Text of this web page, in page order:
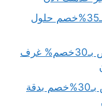
شركة مكافحة حشرات بالمزاحمية بـ35%خصم حلول
شركة فك وتركيب غرف نوم بالرياض بـ30خصم% غرف
شركة كشف تسربات المياه بالرياض بـ30%خصم بدقة